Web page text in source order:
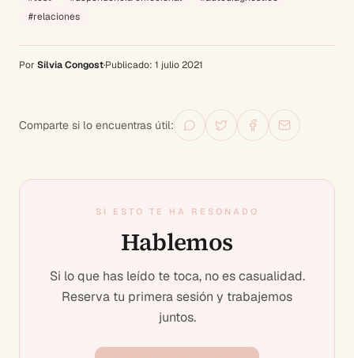
#relaciones
Por Silvia Congost·Publicado: 1 julio 2021
Comparte si lo encuentras útil:
SI ESTO TE HA RESONADO
Hablemos
Si lo que has leído te toca, no es casualidad.
Reserva tu primera sesión y trabajemos
juntos.